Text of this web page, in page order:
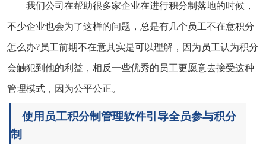
我们公司在帮助很多家企业在进行积分制落地的时候，
不少企业也会为了这样的问题，总是有几个员工不在意积分
怎么办?员工前期不在意其实是可以理解，因为员工认为积分
会触犯到他的利益，相反一些优秀的员工更愿意去接受这种
管理模式，因为公平公正。
使用员工积分制管理软件引导全员参与积分
制